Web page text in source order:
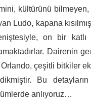
kültürünü
Ludo, kapana
on bir
Dairenin
çeşitli bitkiler
Bu detayların
anlıyoruz…